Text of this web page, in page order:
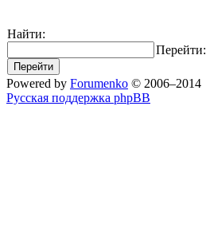
Найти:
Перейти:
Powered by Forumenko © 2006–2014
Русская поддержка phpBB